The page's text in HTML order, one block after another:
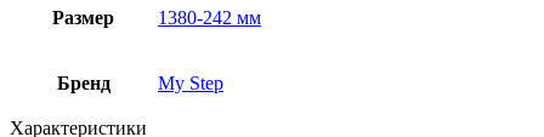
Размер 1380-242 мм
Бренд My Step
Характеристики